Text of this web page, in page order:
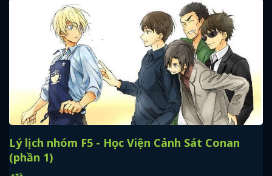
Lý lịch nhóm F5 - Học Viện Cảnh Sát Conan
(phần 1)